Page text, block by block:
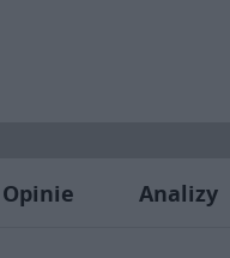
Opinie Analizy